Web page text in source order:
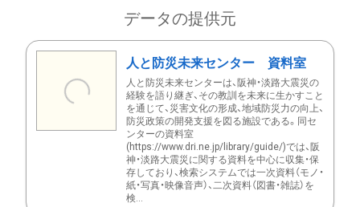
データの提供元
人と防災未来センター 資料室
人と防災未来センターは、阪神・淡路大震災の
経験を語り継ぎ、その教訓を未来に生かすこと
を通じて、災害文化の形成、地域防災力の向上、
防災政策の開発支援を図る施設である。同セ
ンターの資料室
(https://www.dri.ne.jp/library/guide/)では、阪
神・淡路大震災に関する資料を中心に収集・保
存しており、検索システムでは一次資料（モノ・
紙・写真・映像音声）、二次資料（図書・雑誌）を
検...